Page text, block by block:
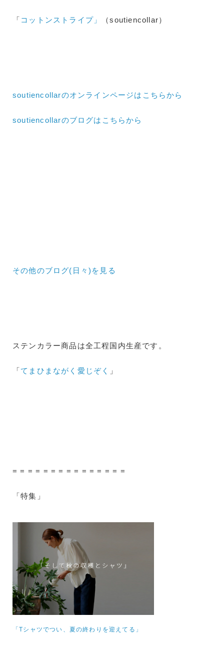
「 コットンストライプ 」 （soutiencollar）
soutiencollarのオンラインページはこちらから
soutiencollarのブログはこちらから
その他のブログ(日々) を見る
ステンカラー商品は全工程国内生産です。
「てまひまながく愛じぞく 」
= = = = = = = = = = = = = = =
「特集」
「Tシャツでつい、夏の終わりを迎えてる」